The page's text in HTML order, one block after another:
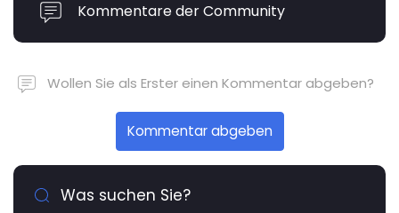
Kommentare der Community
Wollen Sie als Erster einen Kommentar abgeben?
Kommentar abgeben
Was suchen Sie?